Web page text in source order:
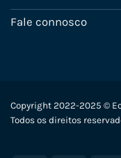
Fale connosco
Copyright 2022-2025 ©
Todos os direitos